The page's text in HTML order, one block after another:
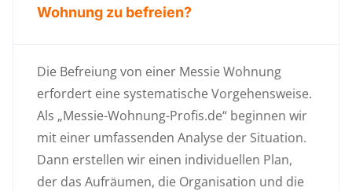
Wohnung zu befreien?
Die Befreiung von einer Messie Wohnung
erfordert eine systematische Vorgehensweise.
Als „Messie-Wohnung-Profis.de“ beginnen wir
mit einer umfassenden Analyse der Situation.
Dann erstellen wir einen individuellen Plan,
der das Aufräumen, die Organisation und die